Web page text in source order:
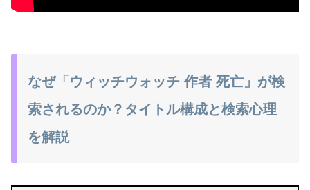
なぜ「ウィッチウォッチ 作者 死亡」が検
索されるのか？タイトル構成と検索心理
を解説